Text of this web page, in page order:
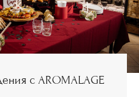
с AROMALAGE